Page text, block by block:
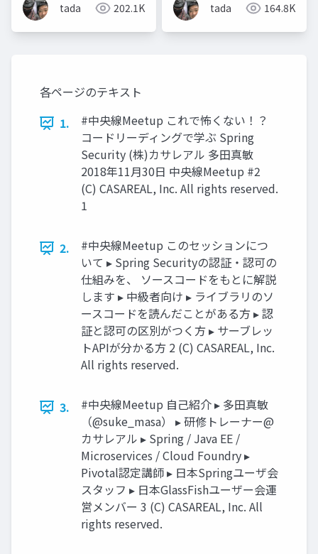
tada 202.1K tada 164.8K
各ページのテキスト
1.
#中央線Meetup これで怖くない！？
コードリーディングで学ぶ Spring
Security (株)カサレアル 多⽥真敏
2018年11⽉30⽇ 中央線Meetup #2
(C) CASAREAL, Inc. All rights reserved.
1
2.
#中央線Meetup このセッションにつ
いて ▸ Spring Securityの認証・認可の
仕組みを、 ソースコードをもとに解説
します ▸ 中級者向け ▸ ライブラリのソ
ースコードを読んだことがある⽅ ▸ 認
証と認可の区別がつく⽅ ▸ サーブレッ
トAPIが分かる⽅ 2 (C) CASAREAL, Inc.
All rights reserved.
3.
#中央線Meetup ⾃⼰紹介 ▸ 多⽥真敏
（@suke_masa） ▸ 研修トレーナー@
カサレアル ▸ Spring / Java EE /
Microservices / Cloud Foundry ▸
Pivotal認定講師 ▸ ⽇本Springユーザ会
スタッフ ▸ ⽇本GlassFishユーザー会運
営メンバー 3 (C) CASAREAL, Inc. All
rights reserved.